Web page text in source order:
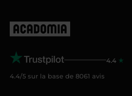
4.4
4.4/5 sur la base de 8061 avis